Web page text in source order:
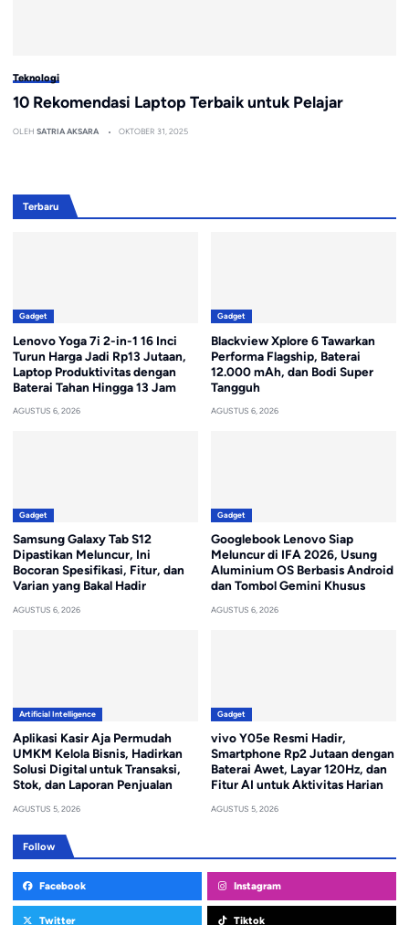
Teknologi
10 Rekomendasi Laptop Terbaik untuk Pelajar
OLEH SATRIA AKSARA OKTOBER 31, 2025
Terbaru
Gadget
Lenovo Yoga 7i 2-in-1 16 Inci
Turun Harga Jadi Rp13 Jutaan,
Laptop Produktivitas dengan
Baterai Tahan Hingga 13 Jam
AGUSTUS 6, 2026
Gadget
Blackview Xplore 6 Tawarkan
Performa Flagship, Baterai
12.000 mAh, dan Bodi Super
Tangguh
AGUSTUS 6, 2026
Gadget
Samsung Galaxy Tab S12
Dipastikan Meluncur, Ini
Bocoran Spesifikasi, Fitur, dan
Varian yang Bakal Hadir
AGUSTUS 6, 2026
Gadget
Googlebook Lenovo Siap
Meluncur di IFA 2026, Usung
Aluminium OS Berbasis Android
dan Tombol Gemini Khusus
AGUSTUS 6, 2026
Artificial Intelligence
Aplikasi Kasir Aja Permudah
UMKM Kelola Bisnis, Hadirkan
Solusi Digital untuk Transaksi,
Stok, dan Laporan Penjualan
AGUSTUS 5, 2026
Gadget
vivo Y05e Resmi Hadir,
Smartphone Rp2 Jutaan dengan
Baterai Awet, Layar 120Hz, dan
Fitur AI untuk Aktivitas Harian
AGUSTUS 5, 2026
Follow
Facebook Instagram
Twitter Tiktok